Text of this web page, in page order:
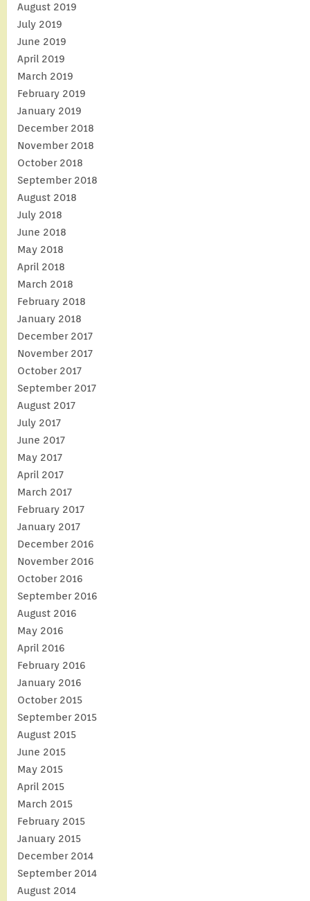
August 2019
July 2019
June 2019
April 2019
March 2019
February 2019
January 2019
December 2018
November 2018
October 2018
September 2018
August 2018
July 2018
June 2018
May 2018
April 2018
March 2018
February 2018
January 2018
December 2017
November 2017
October 2017
September 2017
August 2017
July 2017
June 2017
May 2017
April 2017
March 2017
February 2017
January 2017
December 2016
November 2016
October 2016
September 2016
August 2016
May 2016
April 2016
February 2016
January 2016
October 2015
September 2015
August 2015
June 2015
May 2015
April 2015
March 2015
February 2015
January 2015
December 2014
September 2014
August 2014